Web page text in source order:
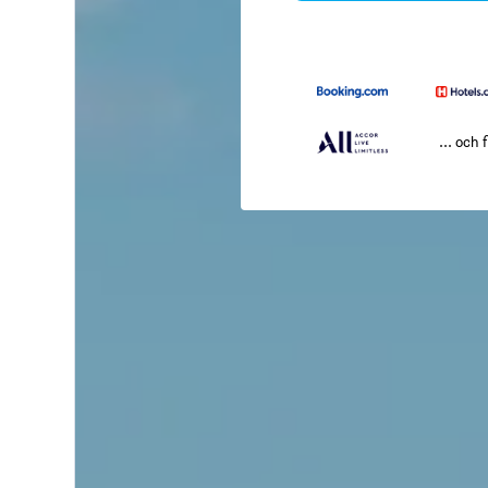
... och